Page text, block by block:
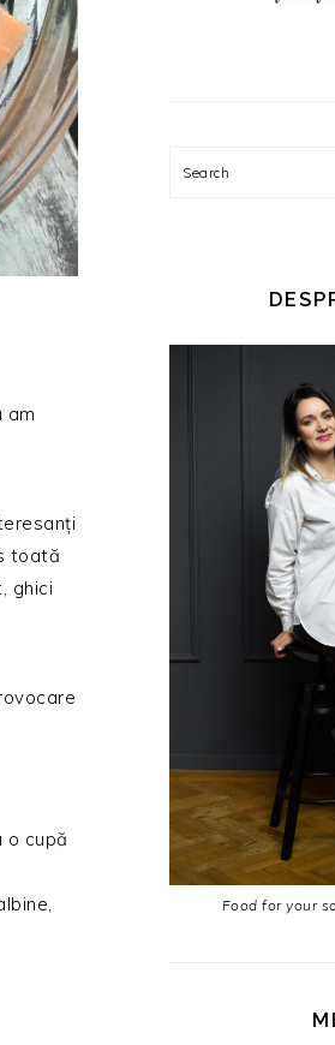
am
toată
ghici
o cupă
Search
Food for your